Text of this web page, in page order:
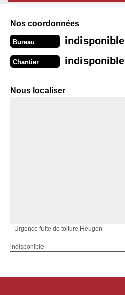
Nos coordonnées
Bureau indisponible
Chantier indisponible
Nous localiser
Urgence fuite de toiture Heugon
indisponible